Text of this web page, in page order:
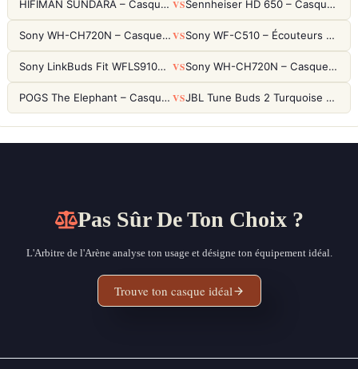
HIFIMAN SUNDARA – Casque Planar Magnetic Ouvert Over-Ear Audiophile VS Sennheiser HD 650 – Casque audiophile ouvert pour l'écoute analytique
Sony WH-CH720N – Casque ANC 35h, Ultra-léger (192g) avec Processeur V1 VS Sony WF-C510 – Écouteurs True Wireless compacts, autonomie 22h et multipoint
Sony LinkBuds Fit WFLS910NW Blanc – Écouteurs Sport Ailes ANC VS Sony WH-CH720N – Casque ANC 35h, Ultra-léger (192g) avec Processeur V1
POGS The Elephant – Casque Filaire Enfants 85dB POGS-Safe™ (Éco-Responsable) VS JBL Tune Buds 2 Turquoise – Écouteurs True Wireless avec ANC et autonomie 48h
Pas Sûr De Ton Choix ?
L'Arbitre de l'Arène analyse ton usage et désigne ton équipement idéal.
Trouve ton casque idéal